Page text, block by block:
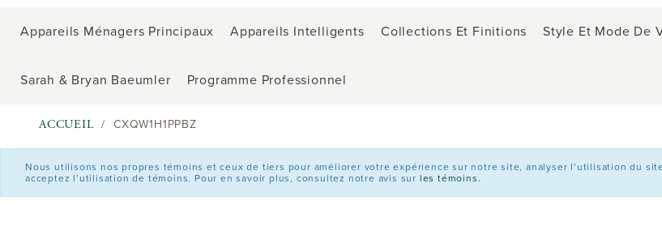
Appareils Ménagers Principaux Appareils Intelligents Collections Et Finitions Style Et Mode De
Sarah & Bryan Baeumler Programme Professionnel
ACCUEIL CXQW1H1PPBZ
Nous utilisons nos propres témoins et ceux de tiers pour améliorer votre expérience sur notre site, analyser l’utilisation du
acceptez l’utilisation de témoins. Pour en savoir plus, consultez notre avis sur les témoins.